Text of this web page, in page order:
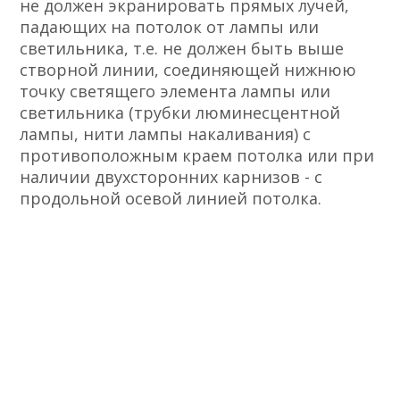
не должен экранировать прямых лучей,
падающих на потолок от лампы или
светильника, т.е. не должен быть выше
створной линии, соединяющей нижнюю
точку светящего элемента лампы или
светильника (трубки люминесцентной
лампы, нити лампы накаливания) с
противоположным краем потолка или при
наличии двухсторонних карнизов - с
продольной осевой линией потолка.